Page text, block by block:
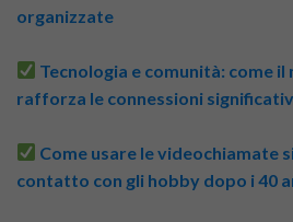
organizzate
Tecnologia e comunità: come
rafforza le connessioni
Come usare le videochiamate
contatto con gli hobby dopo i 40